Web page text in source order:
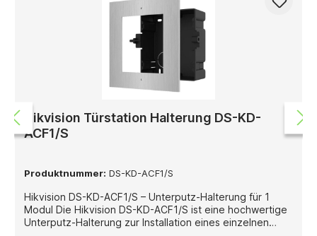
Hikvision Türstation Halterung DS-KD-
ACF1/S
Produktnummer: DS-KD-ACF1/S
Hikvision DS-KD-ACF1/S – Unterputz-Halterung für 1
Modul Die Hikvision DS-KD-ACF1/S ist eine hochwertige
Unterputz-Halterung zur Installation eines einzelnen